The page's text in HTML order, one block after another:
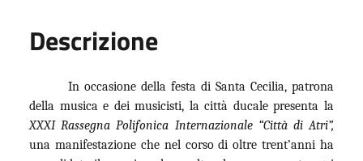
Descrizione
In occasione della festa di Santa Cecilia, patrona
della musica e dei musicisti, la città ducale presenta la
XXXI Rassegna Polifonica Internazionale “Città di Atri”,
una manifestazione che nel corso di oltre trent’anni ha